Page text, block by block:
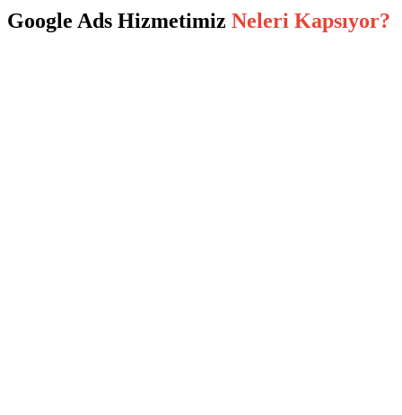
Google Ads Hizmetimiz Neleri Kapsıyor?